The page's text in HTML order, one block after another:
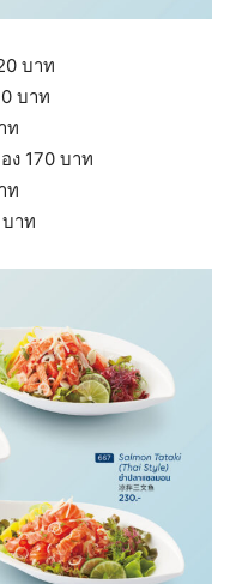
บาท
บาท
ท
ง 170 บาท
ท
บาท